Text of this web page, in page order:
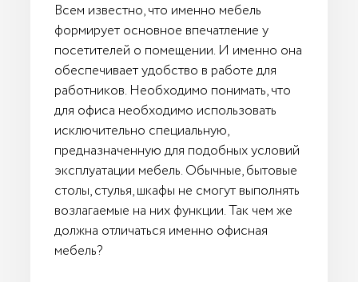
Всем известно, что именно мебель
формирует основное впечатление у
посетителей о помещении. И именно она
обеспечивает удобство в работе для
работников. Необходимо понимать, что
для офиса необходимо использовать
исключительно специальную,
предназначенную для подобных условий
эксплуатации мебель. Обычные, бытовые
столы, стулья, шкафы не смогут выполнять
возлагаемые на них функции. Так чем же
должна отличаться именно офисная
мебель?